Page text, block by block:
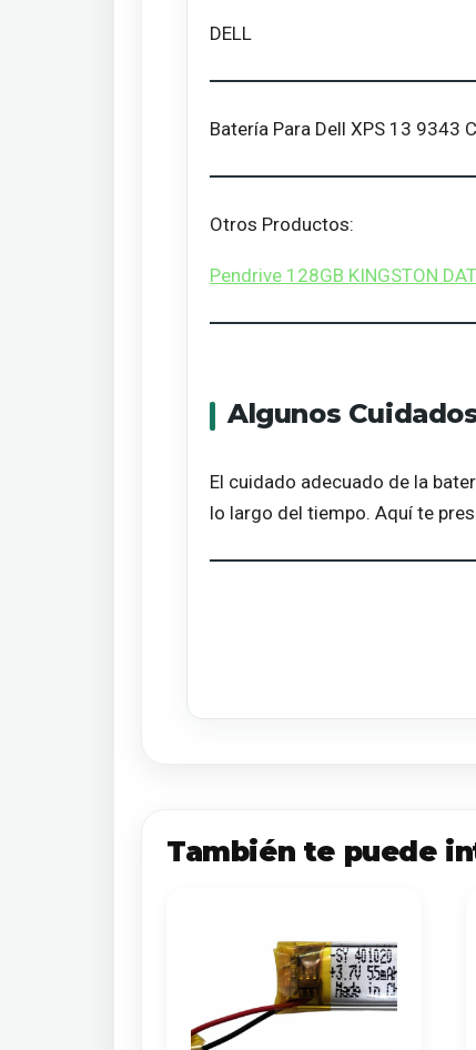
DELL
Batería Para Dell XPS 13 9343
Otros Productos:
Pendrive 128GB KINGSTON
Algunos
El cuidado adecuado de la
lo largo del tiempo. Aquí te
También te puede